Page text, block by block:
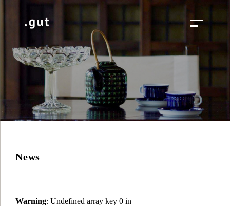
News
Warning: Undefined array key 0 in